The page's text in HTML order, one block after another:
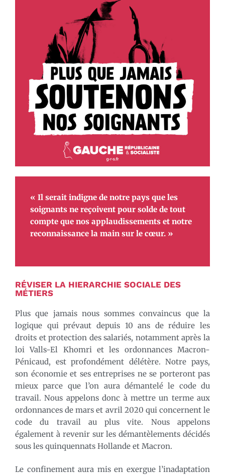
« Il serait indigne de notre pays que les
soignants ne reçoivent pour solde de tout
compte que nos applaudissements et notre
reconnaissance la main sur le cœur. »
RÉVISER LA HIERARCHIE SOCIALE DES
MÉTIERS
Plus que jamais nous sommes convaincus que la
logique qui prévaut depuis 10 ans de réduire les
droits et protection des salariés, notamment après la
loi Valls-El Khomri et les ordonnances Macron-
Pénicaud, est profondément délétère. Notre pays,
son économie et ses entreprises ne se porteront pas
mieux parce que l’on aura démantelé le code du
travail. Nous appelons donc à mettre un terme aux
ordonnances de mars et avril 2020 qui concernent le
code du travail au plus vite. Nous appelons
également à revenir sur les démantèlements décidés
sous les quinquennats Hollande et Macron.
Le confinement aura mis en exergue l’inadaptation